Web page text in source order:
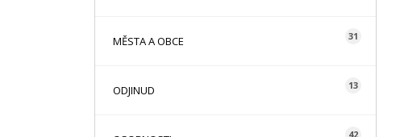
MĚSTA A OBCE 31
ODJINUD 13
42